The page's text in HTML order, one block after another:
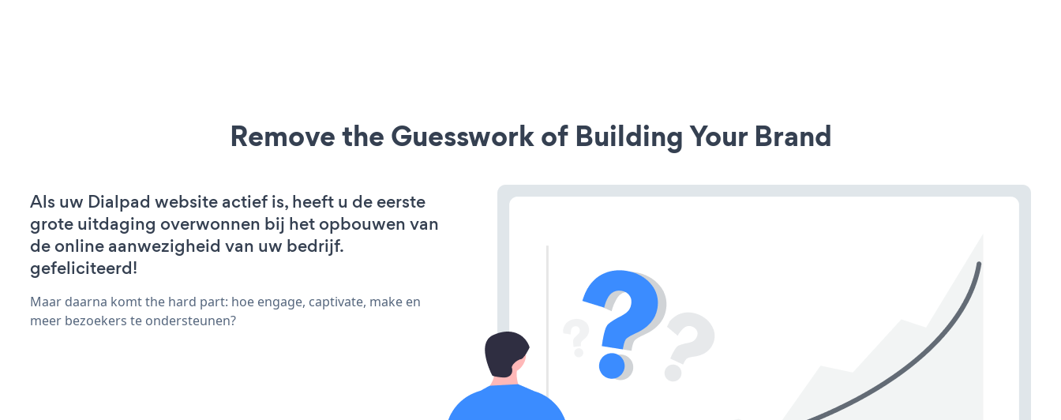
Remove the Guesswork of Building Your Brand
Als uw Dialpad website actief is, heeft u de eerste
grote uitdaging overwonnen bij het opbouwen van
de online aanwezigheid van uw bedrijf.
gefeliciteerd!
Maar daarna komt the hard part: hoe engage, captivate, make en
meer bezoekers te ondersteunen?